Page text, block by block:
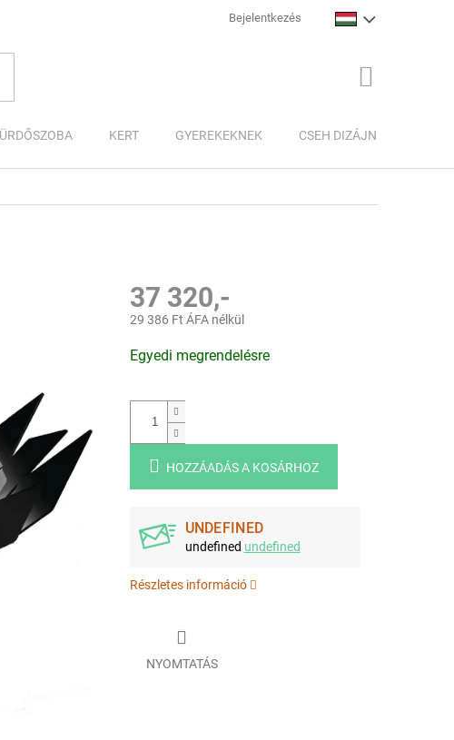
Bejelentkezés
KERT GYEREKEKNEK CSEH DIZÁJN
37 320,-
29 386 Ft ÁFA nélkül
Egyedi megrendelésre
HOZZÁADÁS A KOSÁRHOZ
UNDEFINED
undefined undefined
Részletes információ
NYOMTATÁS